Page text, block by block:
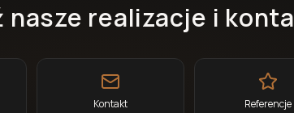
nasze realizacje i
Kontakt Referencje